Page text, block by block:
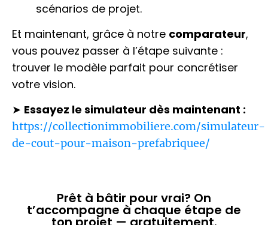
scénarios de projet.
Et maintenant, grâce à notre comparateur,
vous pouvez passer à l’étape suivante :
trouver le modèle parfait pour concrétiser
votre vision.
➤ Essayez le simulateur dès maintenant :
https://collectionimmobiliere.com/simulateur-
de-cout-pour-maison-prefabriquee/
Prêt à bâtir pour vrai? On
t’accompagne à chaque étape de